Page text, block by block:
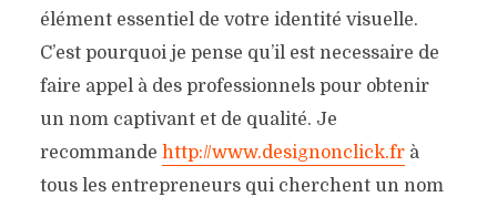
élément essentiel de votre identité visuelle.
C’est pourquoi je pense qu’il est necessaire de
faire appel à des professionnels pour obtenir
un nom captivant et de qualité. Je
recommande http://www.designonclick.frà
tous les entrepreneurs qui cherchent un nom